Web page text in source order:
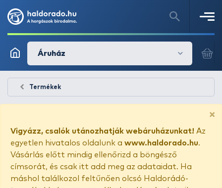
Áruház
Termékek
×
Vigyázz, csalók utánozhatják webáruházunkat! Az
egyetlen hivatalos oldalunk a www.haldorado.hu.
Vásárlás előtt mindig ellenőrizd a böngésző
címsorát, és csak itt add meg az adataidat. Ha
máshol találkozol feltűnően olcsó Haldorádó-